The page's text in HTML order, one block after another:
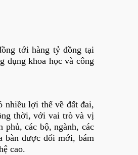
tới hàng tỷ đồng tại
dụng khoa học và công
nhiều lợi thế về đất đai,
thời, với vai trò và vị
phủ, các bộ, ngành, các
bàn được đổi mới, bám
cao.